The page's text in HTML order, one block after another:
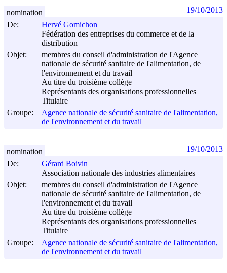
De:
Hervé Gomichon
Fédération des entreprises du commerce et de la
distribution
Objet:
membres du conseil d'administration de l'Agence
nationale de sécurité sanitaire de l'alimentation, de
l'environnement et du travail
Au titre du troisième collège
Représentants des organisations professionnelles
Titulaire
Groupe:
Agence nationale de sécurité sanitaire de l'alimentation,
de l'environnement et du travail
nomination 19/10/2013
De:
Gérard Boivin
Association nationale des industries alimentaires
Objet:
membres du conseil d'administration de l'Agence
nationale de sécurité sanitaire de l'alimentation, de
l'environnement et du travail
Au titre du troisième collège
Représentants des organisations professionnelles
Titulaire
Groupe:
Agence nationale de sécurité sanitaire de l'alimentation,
de l'environnement et du travail
nomination 19/10/2013